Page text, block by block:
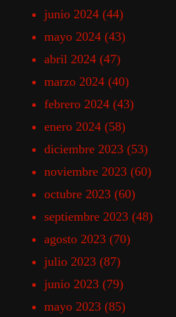
junio 2024 (44)
mayo 2024 (43)
abril 2024 (47)
marzo 2024 (40)
febrero 2024 (43)
enero 2024 (58)
diciembre 2023 (53)
noviembre 2023 (60)
octubre 2023 (60)
septiembre 2023 (48)
agosto 2023 (70)
julio 2023 (87)
junio 2023 (79)
mayo 2023 (85)